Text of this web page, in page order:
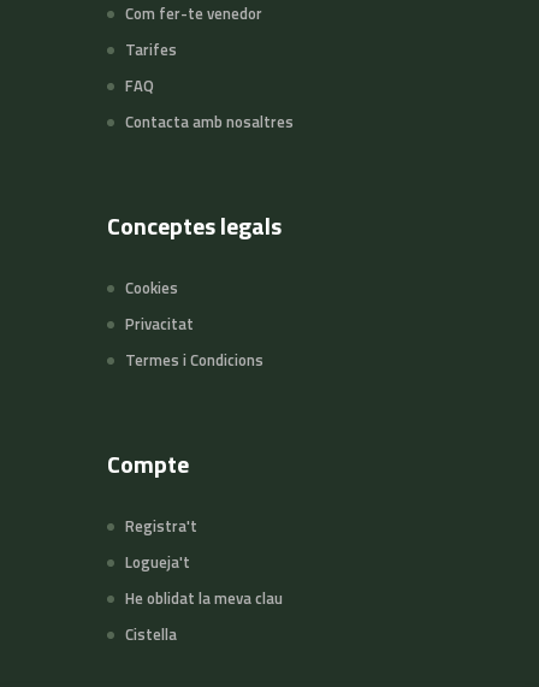
Com fer-te venedor
Tarifes
FAQ
Contacta amb nosaltres
Conceptes legals
Cookies
Privacitat
Termes i Condicions
Compte
Registra't
Logueja't
He oblidat la meva clau
Cistella